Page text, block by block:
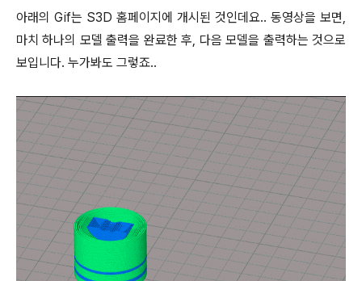
아래의 Gif는 S3D 홈페이지에 개시된 것인데요.. 동영상을 보면,
마치 하나의 모델 출력을 완료한 후, 다음 모델을 출력하는 것으로
보입니다. 누가봐도 그렇죠..